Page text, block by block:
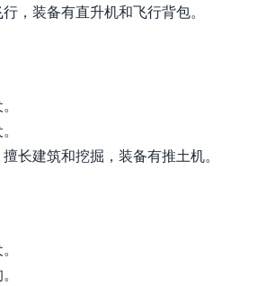
，装备有直升机和飞行背包。
长建筑和挖掘，装备有推土机。